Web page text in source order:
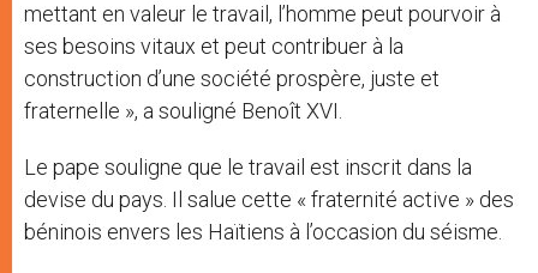
mettant en valeur le travail, l’homme peut pourvoir à
ses besoins vitaux et peut contribuer à la
construction d’une société prospère, juste et
fraternelle », a souligné Benoît XVI.
Le pape souligne que le travail est inscrit dans la
devise du pays. Il salue cette « fraternité active » des
béninois envers les Haïtiens à l’occasion du séisme.